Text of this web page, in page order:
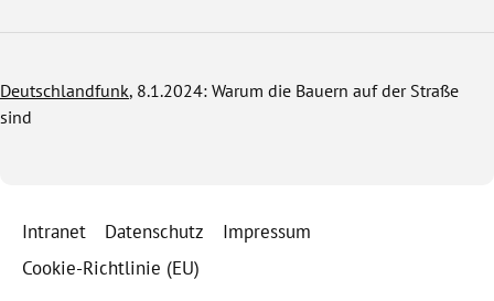
Deutschlandfunk, 8.1.2024: Warum die Bauern auf der Straße
sind
Intranet Datenschutz
Impressum
Cookie-Richtlinie (EU)